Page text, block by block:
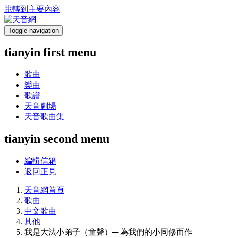
跳轉到主要內容
Toggle navigation
tianyin first menu
歌曲
樂曲
歌譜
天音劇場
天音歌曲集
tianyin second menu
編輯信箱
返回正見
天音網首頁
歌曲
中文歌曲
其他
我是大法小弟子（童聲）─ 為我們的小同修而作